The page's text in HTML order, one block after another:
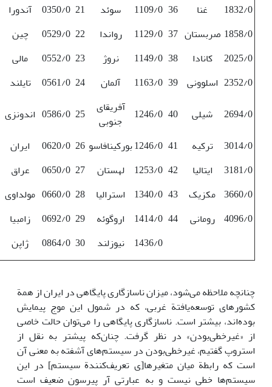
1832/0
غنا 36
1109/0 سوئد 21
0350/0 آندورا
1858/0 صربستان 37
1129/0 رواندا 22
0529/0
چین
2025/0
کانادا 38
1149/0 نروژ 23
0552/0
مالی
2352/0 اسلوونی 39
1163/0 آلمان 24
0561/0
تایلند
2694/0
شیلی 40
1246/0 آفریقای
جنوبی
25
0586/0 اندونزی
3014/0
ترکیه 41
1246/0بورکینافاسو 26
0620/0
ایران
3181/0
ایتالیا 42
1253/0 لهستان 27
0650/0
عراق
3660/0 مکزیک 43
1340/0 استرالیا 28
0660/0 مولداوی
4096/0 رومانی 44
1414/0 اروگوئه 29
0692/0
زامبیا
1436/0 نیوزلند 30
0864/0 ژاپن
چنانچه ملاحظه می‌شود، میزان ناسازگاری پایگاهی در ایران از همة
کشورهای توسعه‌یافتة غربی، که در شمول این موج پیمایش
بوده‌اند، بیشتر است. ناسازگاری پایگاهی را می‌توان حالت خاصی
از «غیرخطی‌بودن» در نظر گرفت. چنان‌که پیشتر به نقل از
استروپ گفتیم، غیرخطی‌بودن در سیستم‌های آشفته به معنی آن
است که رابطة میان متغیرها[ی تعریف‌کنندة سیستم] در این
سیستم‌ها خطی نیست و به عبارتی آر پیرسون ضعیف است